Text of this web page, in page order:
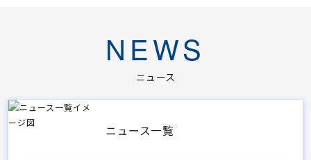
NEWS
ニュース
ニュース一覧